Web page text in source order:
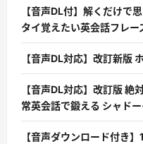
【音声DL付】解くだけで
タイ覚えたい英会話フレー
【音声DL対応】改訂新版
【音声DL対応】改訂版 絶
常英会話で鍛える シャド
【音声ダウンロード付き